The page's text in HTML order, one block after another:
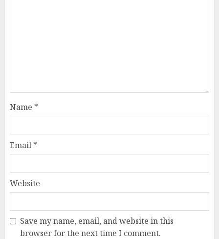
Name *
Email *
Website
Save my name, email, and website in this
browser for the next time I comment.